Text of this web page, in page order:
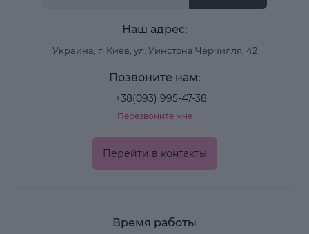
Наш адрес:
Украина, г. Киев, ул. Уинстона Черчилля, 42
Позвоните нам:
+38(093) 995-47-38
Перезвоните мне
Перейти в контакты
Время работы